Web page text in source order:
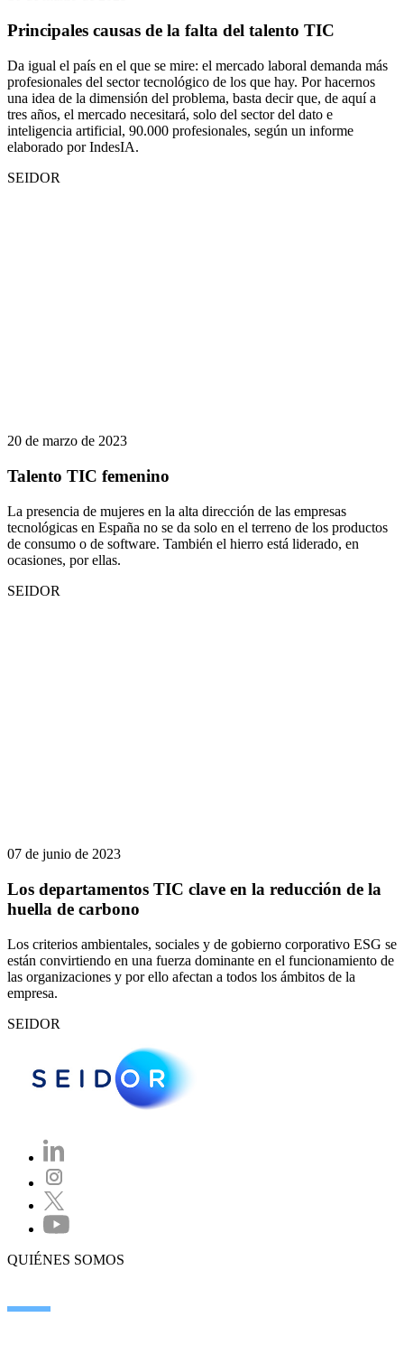
Principales causas de la falta del talento TIC
Da igual el país en el que se mire: el mercado laboral demanda más
profesionales del sector tecnológico de los que hay. Por hacernos
una idea de la dimensión del problema, basta decir que, de aquí a
tres años, el mercado necesitará, solo del sector del dato e
inteligencia artificial, 90.000 profesionales, según un informe
elaborado por IndesIA.
SEIDOR
20 de marzo de 2023
Talento TIC femenino
La presencia de mujeres en la alta dirección de las empresas
tecnológicas en España no se da solo en el terreno de los productos
de consumo o de software. También el hierro está liderado, en
ocasiones, por ellas.
SEIDOR
07 de junio de 2023
Los departamentos TIC clave en la reducción de la
huella de carbono
Los criterios ambientales, sociales y de gobierno corporativo ESG se
están convirtiendo en una fuerza dominante en el funcionamiento de
las organizaciones y por ello afectan a todos los ámbitos de la
empresa.
SEIDOR
QUIÉNES SOMOS